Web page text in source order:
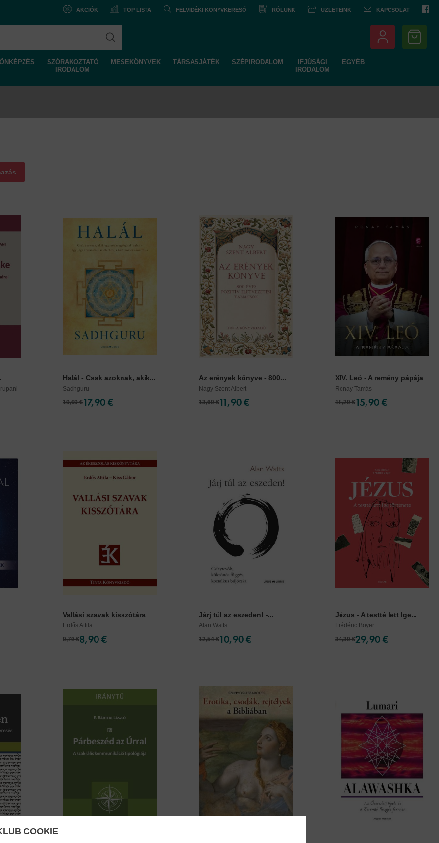
AKCIÓK TOP LISTA FELVIDÉKI KÖNYVKERESŐ RÓLUNK ÜZLETEINK KAPCSOLAT
ÖNKÉPZÉS
SZÓRAKOZTATÓ
IRODALOM
MESEKÖNYVEK TÁRSASJÁTÉK SZÉPIRODALOM
IFJÚSÁGI
IRODALOM
EGYÉB
Halál - Csak azoknak, akik...
Sadhguru
19,69 €17,90 €
Az erények könyve - 800...
Nagy Szent Albert
13,69 €11,90 €
XIV. Leó - A remény pápája
Rónay Tamás
18,29 €15,90 €
Vallási szavak kisszótára
Erdős Attila
9,79 €8,90 €
Járj túl az eszeden! -...
Alan Watts
12,54 €10,90 €
Jézus - A testté lett Ige...
Frédéric Boyer
34,39 €29,90 €
COOKIE